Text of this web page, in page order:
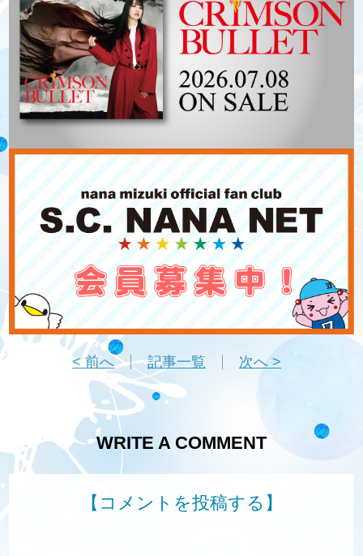
< 前へ 記事一覧 次へ >
WRITE A COMMENT
【コメントを投稿する】